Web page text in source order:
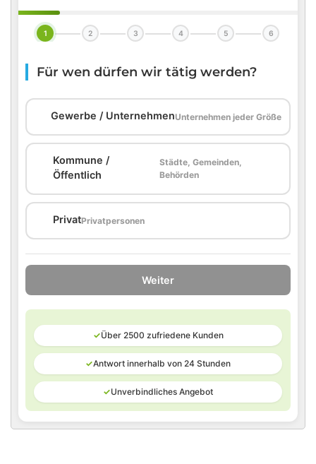
1 2 3 4 5 6
Für wen dürfen wir tätig werden?
Gewerbe / UnternehmenUnternehmen jeder Größe
Kommune /
Öffentlich
Städte, Gemeinden,
Behörden
PrivatPrivatpersonen
Weiter
✓Über 2500 zufriedene Kunden
✓Antwort innerhalb von 24 Stunden
✓Unverbindliches Angebot